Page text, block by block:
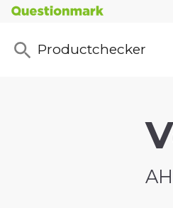
Productchecker
AH